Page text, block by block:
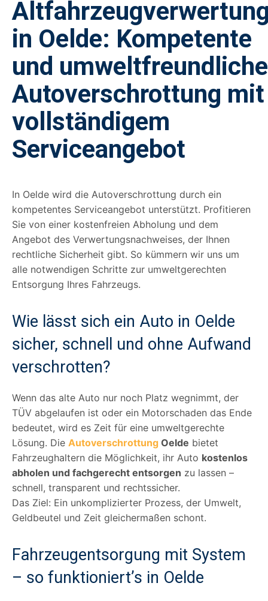
in Oelde: Kompetente
und umweltfreundliche
Autoverschrottung mit
vollständigem
Serviceangebot
In Oelde wird die Autoverschrottung durch ein
kompetentes Serviceangebot unterstützt. Profitieren
Sie von einer kostenfreien Abholung und dem
Angebot des Verwertungsnachweises, der Ihnen
rechtliche Sicherheit gibt. So kümmern wir uns um
alle notwendigen Schritte zur umweltgerechten
Entsorgung Ihres Fahrzeugs.
Wie lässt sich ein Auto in Oelde
sicher, schnell und ohne Aufwand
verschrotten?
Wenn das alte Auto nur noch Platz wegnimmt, der
TÜV abgelaufen ist oder ein Motorschaden das Ende
bedeutet, wird es Zeit für eine umweltgerechte
Lösung. Die Autoverschrottung Oelde bietet
Fahrzeughaltern die Möglichkeit, ihr Auto kostenlos
abholen und fachgerecht entsorgen zu lassen –
schnell, transparent und rechtssicher.
Das Ziel: Ein unkomplizierter Prozess, der Umwelt,
Geldbeutel und Zeit gleichermaßen schont.
Fahrzeugentsorgung mit System
– so funktioniert’s in Oelde